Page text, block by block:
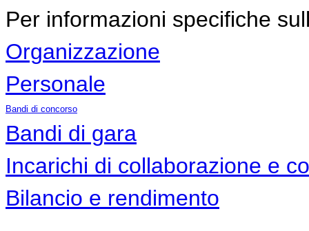
Per informazioni specifiche
Organizzazione
Personale
Bandi di concorso
Bandi di gara
Incarichi di collaborazione e
Bilancio e rendimento